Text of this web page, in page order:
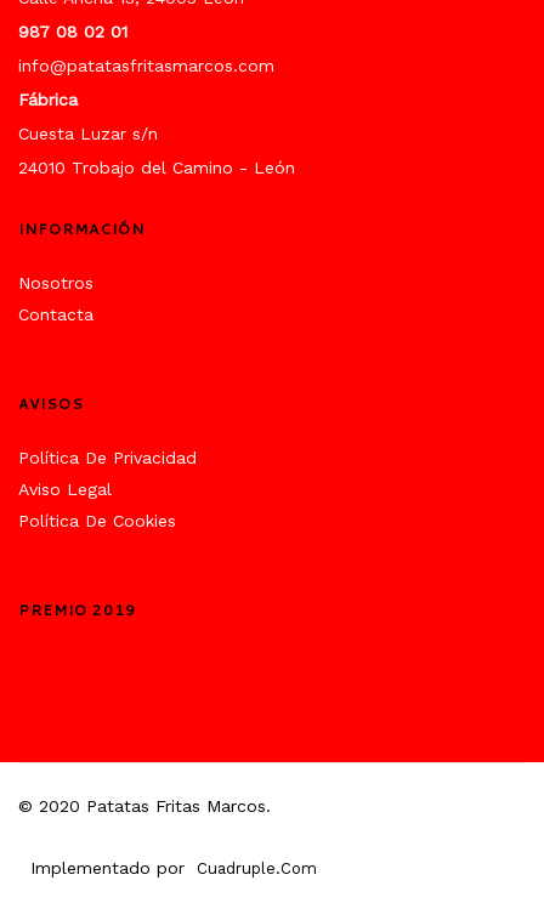
987 08 02 01
info@patatasfritasmarcos.com
Fábrica
Cuesta Luzar s/n
24010 Trobajo del Camino - León
INFORMACIÓN
Nosotros
Contacta
AVISOS
Política De Privacidad
Aviso Legal
Política De Cookies
PREMIO 2019
© 2020 Patatas Fritas Marcos.
Implementado por Cuadruple.com